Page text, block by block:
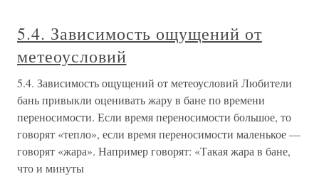
5.4. Зависимость ощущений от
метеоусловий
5.4. Зависимость ощущений от метеоусловий Любители
бань привыкли оценивать жару в бане по времени
переносимости. Если время переносимости большое, то
говорят «тепло», если время переносимости маленькое —
говорят «жара». Например говорят: «Такая жара в бане,
что и минуты